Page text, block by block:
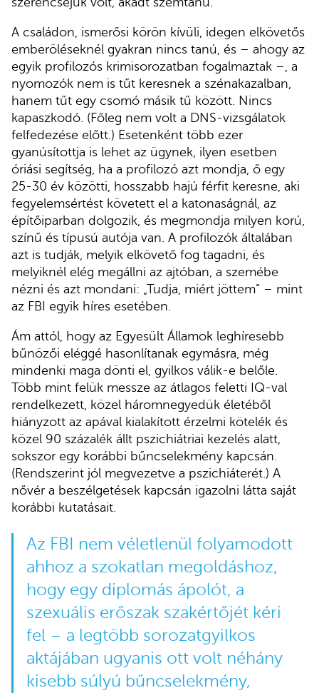
A családon, ismerősi körön kívüli, idegen elkövetős
emberöléseknél gyakran nincs tanú, és – ahogy az
egyik profilozós krimisorozatban fogalmaztak –, a
nyomozók nem is tűt keresnek a szénakazalban,
hanem tűt egy csomó másik tű között. Nincs
kapaszkodó. (Főleg nem volt a DNS-vizsgálatok
felfedezése előtt.) Esetenként több ezer
gyanúsítottja is lehet az ügynek, ilyen esetben
óriási segítség, ha a profilozó azt mondja, ő egy
25-30 év közötti, hosszabb hajú férfit keresne, aki
fegyelemsértést követett el a katonaságnál, az
építőiparban dolgozik, és megmondja milyen korú,
színű és típusú autója van. A profilozók általában
azt is tudják, melyik elkövető fog tagadni, és
melyiknél elég megállni az ajtóban, a szemébe
nézni és azt mondani: „Tudja, miért jöttem” – mint
az FBI egyik híres esetében.
Ám attól, hogy az Egyesült Államok leghíresebb
bűnözői eléggé hasonlítanak egymásra, még
mindenki maga dönti el, gyilkos válik-e belőle.
Több mint felük messze az átlagos feletti IQ-val
rendelkezett, közel háromnegyedük életéből
hiányzott az apával kialakított érzelmi kötelék és
közel 90 százalék állt pszichiátriai kezelés alatt,
sokszor egy korábbi bűncselekmény kapcsán.
(Rendszerint jól megvezetve a pszichiáterét.) A
nővér a beszélgetések kapcsán igazolni látta saját
korábbi kutatásait.
Az FBI nem véletlenül folyamodott
ahhoz a szokatlan megoldáshoz,
hogy egy diplomás ápolót, a
szexuális erőszak szakértőjét kéri
fel – a legtöbb sorozatgyilkos
aktájában ugyanis ott volt néhány
kisebb súlyú bűncselekmény,